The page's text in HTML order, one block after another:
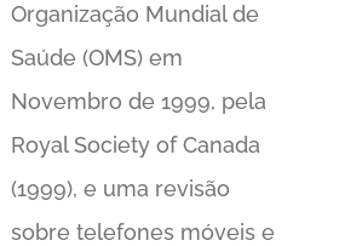
Organização Mundial de
Saúde (OMS) em
Novembro de 1999, pela
Royal Society of Canada
(1999), e uma revisão
sobre telefones móveis e